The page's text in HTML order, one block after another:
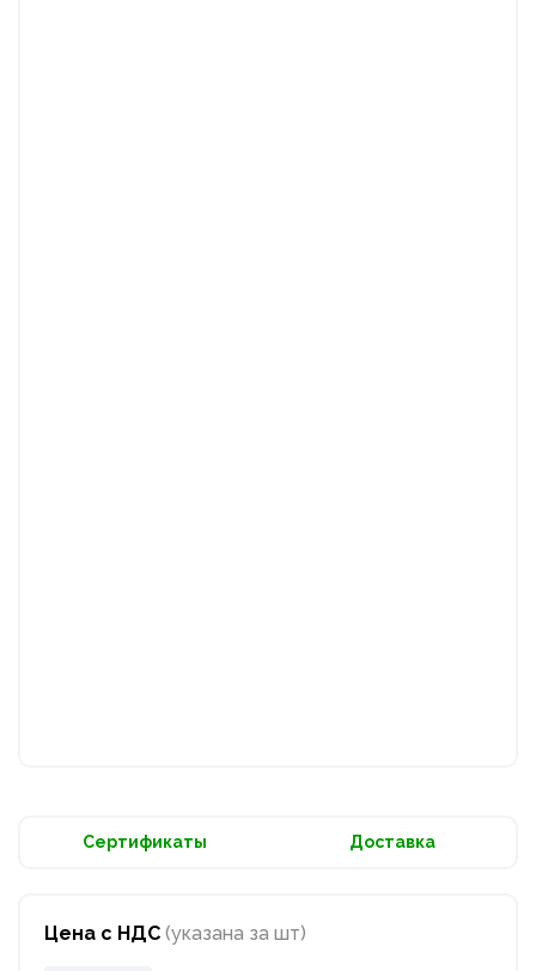
Сертификаты Доставка
Цена с НДС (указана за шт)